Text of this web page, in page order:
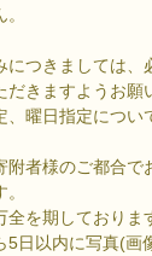
つきましては、
きますようお願
、曜日指定につ
附者様のご都合
全を期しており
5日以内に写真(画